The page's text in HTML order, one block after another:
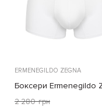
ERMENEGILDO ZEGNA
Боксери Ermenegildo
білі
2 280 грн